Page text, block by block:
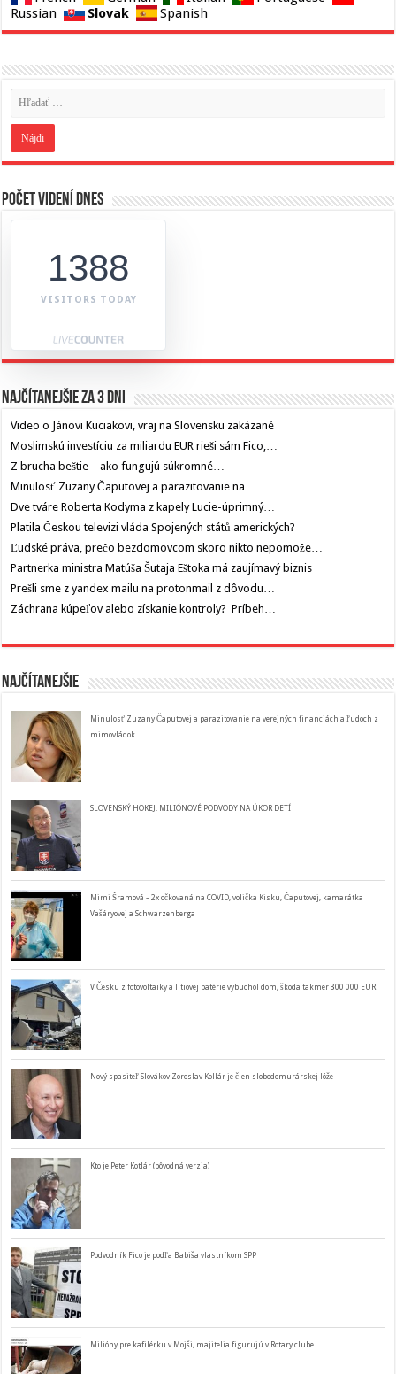
Russian
Slovak Spanish
Počet videní dnes
1388
VISITORS TODAY
Najčítanejšie za 3 dni
Video o Jánovi Kuciakovi, vraj na Slovensku zakázané
Moslimskú investíciu za miliardu EUR rieši sám Fico,…
Z brucha beštie – ako fungujú súkromné…
Minulosť Zuzany Čaputovej a parazitovanie na…
Dve tváre Roberta Kodyma z kapely Lucie-úprimný…
Platila Českou televizi vláda Spojených států amerických?
Ľudské práva, prečo bezdomovcom skoro nikto nepomože…
Partnerka ministra Matúša Šutaja Eštoka má zaujímavý biznis
Prešli sme z yandex mailu na protonmail z dôvodu…
Záchrana kúpeľov alebo získanie kontroly? Príbeh…
Najčítanejšie
Minulosť Zuzany Čaputovej a parazitovanie na verejných financiách a ľudoch z
mimovládok
SLOVENSKÝ HOKEJ: MILIÓNOVÉ PODVODY NA ÚKOR DETÍ
Mimi Šramová – 2x očkovaná na COVID, volička Kisku, Čaputovej, kamarátka
Vašáryovej a Schwarzenberga
V Česku z fotovoltaiky a lítiovej batérie vybuchol dom, škoda takmer 300 000 EUR
Nový spasiteľ Slovákov Zoroslav Kollár je člen slobodomurárskej lóže
Kto je Peter Kotlár (pôvodná verzia)
Podvodník Fico je podľa Babiša vlastníkom SPP
Milióny pre kafilérku v Mojši, majitelia figurujú v Rotary clube